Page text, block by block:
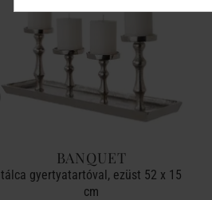
BANQUET
tálca gyertyatartóval, ezüst 52 x 15
cm